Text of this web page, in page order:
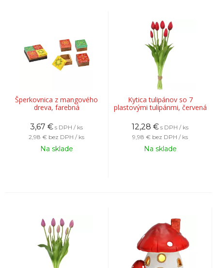
Šperkovnica z mangového
dreva, farebná
3,67 € s DPH / ks
2,98 € bez DPH / ks
Na sklade
Kytica tulipánov so 7
plastovými tulipánmi, červená
12,28 € s DPH / ks
9,98 € bez DPH / ks
Na sklade